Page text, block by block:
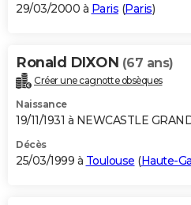
29/03/2000 à Paris (Paris)
Ronald DIXON (67 ans)
Créer une cagnotte obsèques
Naissance
19/11/1931 à NEWCASTLE
Décès
25/03/1999 à Toulouse (Haute-